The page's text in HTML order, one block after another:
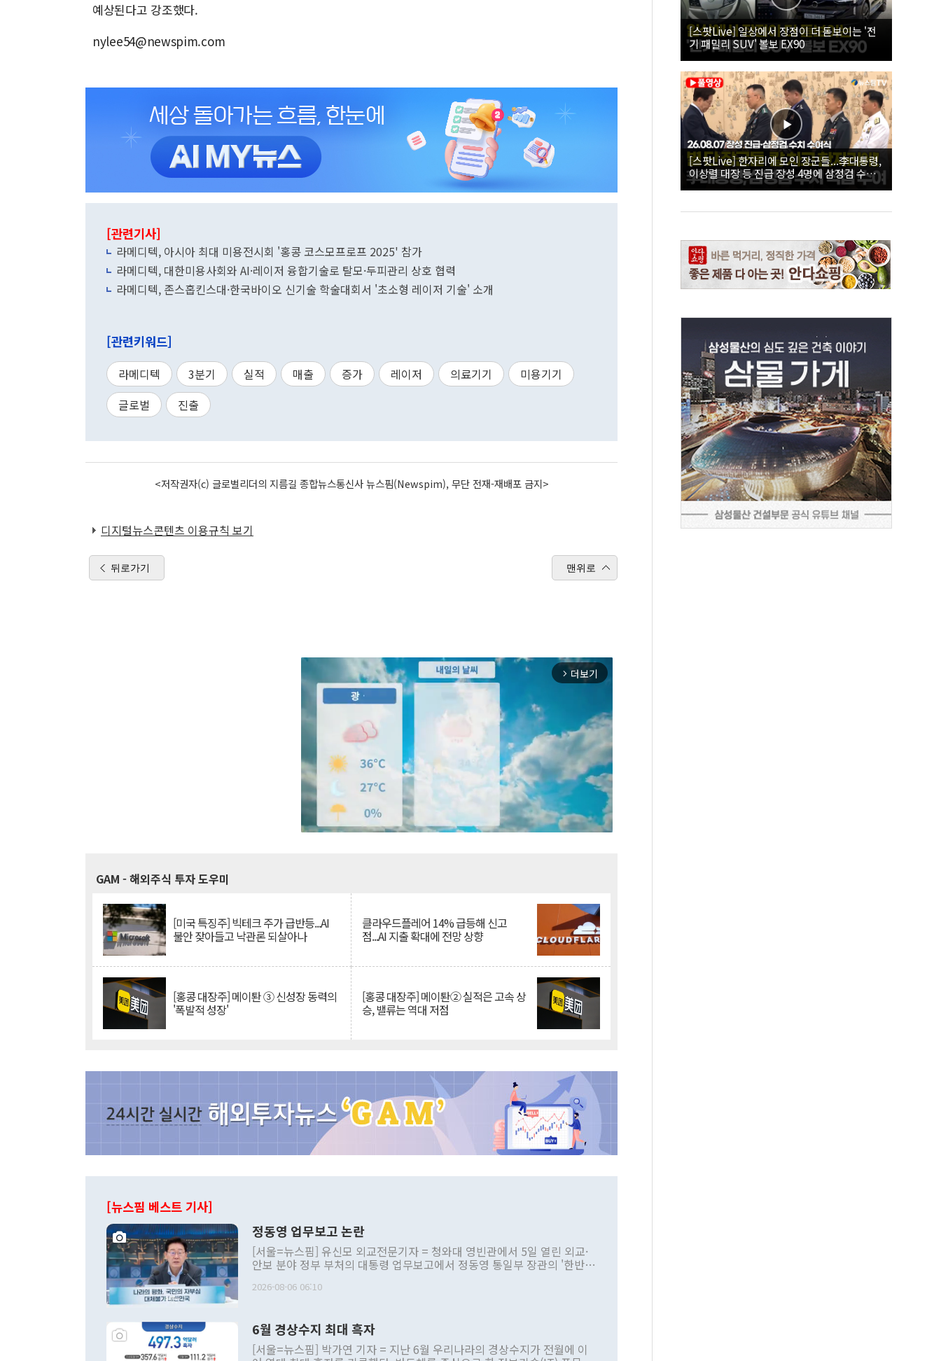
예상된다고 강조했다.
nylee54@newspim.com
[관련기사]
라메디텍, 아시아 최대 미용전시회 '홍콩 코스모프로프 2025' 참가
라메디텍, 대한미용사회와 AI·레이저 융합기술로 탈모·두피관리 상호 협력
라메디텍, 존스홉킨스대·한국바이오 신기술 학술대회서 '초소형 레이저 기술' 소개
[관련키워드]
라메디텍 3분기 실적 매출 증가 레이저 의료기기
미용기기
글로벌
진출
<저작권자(c) 글로벌리더의 지름길 종합뉴스통신사 뉴스핌(Newspim), 무단 전재-재배포 금지>
디지털뉴스콘텐츠 이용규칙 보기
뒤로가기 맨위로
arrow_forward_ios 더보기
GAM - 해외주식 투자 도우미
[미국 특징주] 빅테크 주가 급반등...AI
불안 잦아들고 낙관론 되살아나
클라우드플레어 14% 급등해 신고
점...AI 지출 확대에 전망 상향
[홍콩 대장주] 메이퇀 ③ 신성장 동력의
'폭발적 성장'
[홍콩 대장주] 메이퇀② 실적은 고속 상
승, 밸류는 역대 저점
[뉴스핌 베스트 기사]
정동영 업무보고 논란
[서울=뉴스핌] 유신모 외교전문기자 = 청와대 영빈관에서 5일 열린 외교·
안보 분야 정부 부처의 대통령 업무보고에서 정동영 통일부 장관의 '한반도
발언 중에는 정부 내 조율을 거치지 않은 사안을 정책으로 추진하겠다고 공
주의적 희망에 근거한 비현실적 구상'이라는 비판을 내놨다. 그동안 정 장
관의 대북 정책 관련 발언이 물의를 빚은 적은 여러 번 있지만 대통령과 유
2026-08-06 06:10
6월 경상수지 최대 흑자
[서울=뉴스핌] 박가연 기자 = 지난 6월 우리나라의 경상수지가 전월에 이
[스팟Live] 일상에서 장점이 더 돋보이는 '전
기 패밀리 SUV' 볼보 EX90
[스팟Live] 한자리에 모인 장군들...李대통령,
이상렬 대장 등 진급 장성 4명에 삼정검 수치
직접 수여｜26.08.07 장성 진급·삼정검 수치